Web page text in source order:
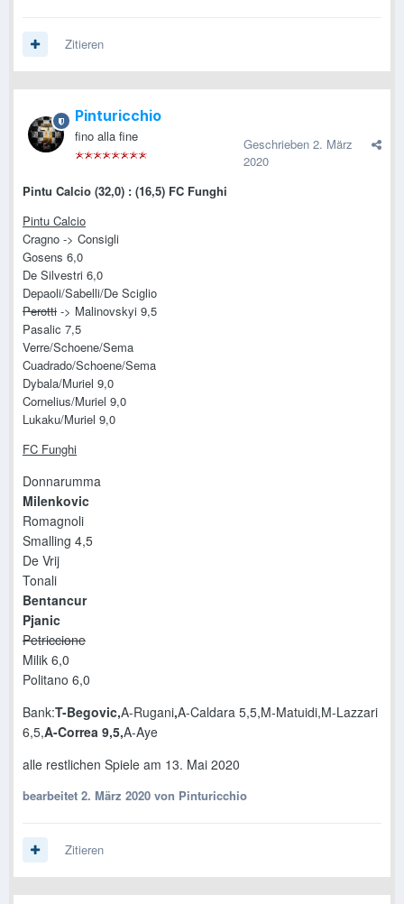
Zitieren
Pinturicchio
fino alla fine Geschrieben 2. März
2020
Pintu Calcio (32,0) : (16,5) FC Funghi
Pintu Calcio
Cragno -> Consigli
Gosens 6,0
De Silvestri 6,0
Depaoli/Sabelli/De Sciglio
Perotti -> Malinovskyi 9,5
Pasalic 7,5
Verre/Schoene/Sema
Cuadrado/Schoene/Sema
Dybala/Muriel 9,0
Cornelius/Muriel 9,0
Lukaku/Muriel 9,0
FC Funghi
Donnarumma
Milenkovic
Romagnoli
Smalling 4,5
De Vrij
Tonali
Bentancur
Pjanic
Petriccione
Milik 6,0
Politano 6,0
Bank:T-Begovic,A-Rugani,A-Caldara 5,5,M-Matuidi,M-Lazzari
6,5,A-Correa 9,5,A-Aye
alle restlichen Spiele am 13. Mai 2020
bearbeitet 2. März 2020 von Pinturicchio
Zitieren